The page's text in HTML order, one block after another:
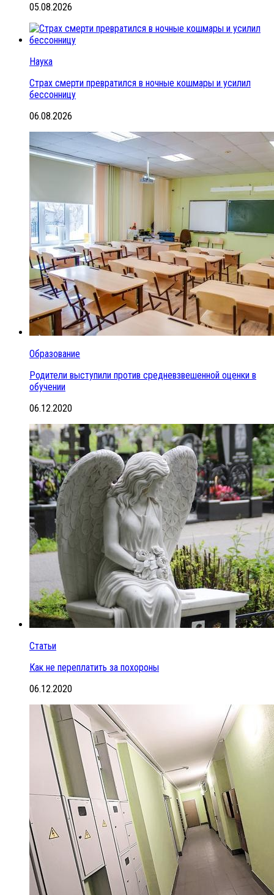
05.08.2026
Наука
Страх смерти превратился в ночные кошмары и усилил
бессонницу
06.08.2026
Образование
Родители выступили против средневзвешенной оценки в
обучении
06.12.2020
Статьи
Как не переплатить за похороны
06.12.2020